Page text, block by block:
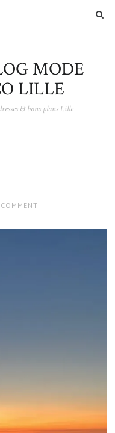
MODE
LILLE
& bons plans Lille